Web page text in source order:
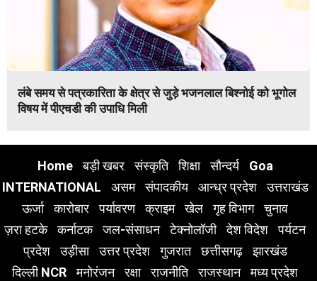
लंबे समय से पत्रकारिता के क्षेत्र से जुड़े भजनलाल बिश्नोई को भूगोल
विषय में पीएचडी की उपाधि मिली
Home बड़ी खबर संस्कृति शिक्षा सौन्दर्य
Goa
INTERNATIONAL
असम संपादकीय आन्ध्र प्रदेश
उत्तराखंड
ऊर्जा
कारोबार पर्यावरण क्राइम खेल गृह विभाग
चुनाव
ज़रा हटके
कर्नाटक जल-संसाधन टेक्नोलॉजी देश विदेश
पर्यटन
प्रदेश
उड़ीसा उत्तर प्रदेश गुजरात छत्तीसगढ़
झारखंड
दिल्ली NCR
मनोरंजन रक्षा राजनीति राजस्थान
मध्य प्रदेश